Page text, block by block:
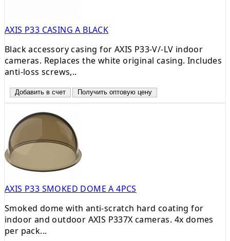
AXIS P33 CASING A BLACK
Black accessory casing for AXIS P33-V/-LV indoor
cameras. Replaces the white original casing. Includes
anti-loss screws,..
Добавить в счет Получить оптовую цену
AXIS P33 SMOKED DOME A 4PCS
Smoked dome with anti-scratch hard coating for
indoor and outdoor AXIS P337X cameras. 4x domes
per pack...